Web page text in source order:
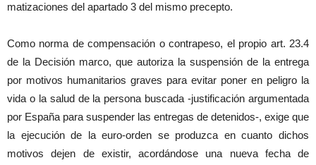
matizaciones del apartado 3 del mismo precepto.
Como norma de compensación o contrapeso, el propio art. 23.4
de la Decisión marco, que autoriza la suspensión de la entrega
por motivos humanitarios graves para evitar poner en peligro la
vida o la salud de la persona buscada -justificación argumentada
por España para suspender las entregas de detenidos-, exige que
la ejecución de la euro-orden se produzca en cuanto dichos
motivos dejen de existir, acordándose una nueva fecha de